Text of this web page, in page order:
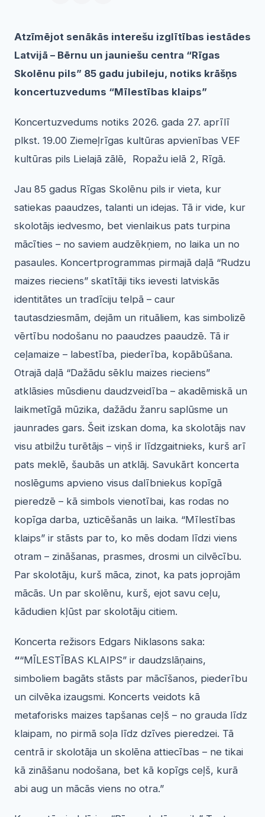
Atzīmējot senākās interešu izglītības iestādes
Latvijā – Bērnu un jauniešu centra “Rīgas
Skolēnu pils” 85 gadu jubileju, notiks krāšņs
koncertuzvedums “Mīlestības klaips”
Koncertuzvedums notiks 2026. gada 27. aprīlī
plkst. 19.00 Ziemeļrīgas kultūras apvienības VEF
kultūras pils Lielajā zālē, Ropažu ielā 2, Rīgā.
Jau 85 gadus Rīgas Skolēnu pils ir vieta, kur
satiekas paaudzes, talanti un idejas. Tā ir vide, kur
skolotājs iedvesmo, bet vienlaikus pats turpina
mācīties – no saviem audzēkņiem, no laika un no
pasaules. Koncertprogrammas pirmajā daļā “Rudzu
maizes rieciens” skatītāji tiks ievesti latviskās
identitātes un tradīciju telpā – caur
tautasdziesmām, dejām un rituāliem, kas simbolizē
vērtību nodošanu no paaudzes paaudzē. Tā ir
ceļamaize – labestība, piederība, kopābūšana.
Otrajā daļā “Dažādu sēklu maizes rieciens”
atklāsies mūsdienu daudzveidība – akadēmiskā un
laikmetīgā mūzika, dažādu žanru saplūsme un
jaunrades gars. Šeit izskan doma, ka skolotājs nav
visu atbilžu turētājs – viņš ir līdzgaitnieks, kurš arī
pats meklē, šaubās un atklāj. Savukārt koncerta
noslēgums apvieno visus dalībniekus kopīgā
pieredzē – kā simbols vienotībai, kas rodas no
kopīga darba, uzticēšanās un laika. “Mīlestības
klaips” ir stāsts par to, ko mēs dodam līdzi viens
otram – zināšanas, prasmes, drosmi un cilvēcību.
Par skolotāju, kurš māca, zinot, ka pats joprojām
mācās. Un par skolēnu, kurš, ejot savu ceļu,
kādudien kļūst par skolotāju citiem.
Koncerta režisors Edgars Niklasons saka:
““MĪLESTĪBAS KLAIPS” ir daudzslāņains,
simboliem bagāts stāsts par mācīšanos, piederību
un cilvēka izaugsmi. Koncerts veidots kā
metaforisks maizes tapšanas ceļš – no grauda līdz
klaipam, no pirmā soļa līdz dzīves pieredzei. Tā
centrā ir skolotāja un skolēna attiecības – ne tikai
kā zināšanu nodošana, bet kā kopīgs ceļš, kurā
abi aug un mācās viens no otra.”